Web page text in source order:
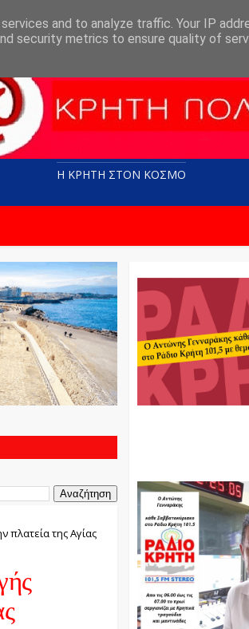
Η ΚΡΗΤΗ ΣΤΟN KOΣΜΟ
πλατεία της Αγίας
and to analyze traffic. Your IP
security metrics to ensure quality of